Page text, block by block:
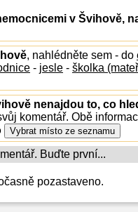
v Švihově,
, nahlédněte sem - do
- jesle - školka
nenajdou to, co
komentář. Obě
Buďte první...
pozastaveno.